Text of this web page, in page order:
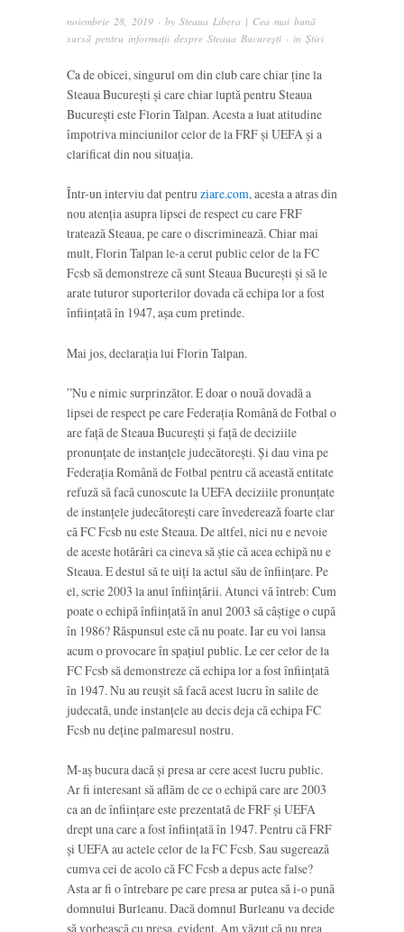
noiembrie 28, 2019 · by Steaua Libera | Cea mai bună
sursă pentru informații despre Steaua București · in Știri
Ca de obicei, singurul om din club care chiar ține la
Steaua București și care chiar luptă pentru Steaua
București este Florin Talpan. Acesta a luat atitudine
împotriva minciunilor celor de la FRF și UEFA și a
clarificat din nou situația.
Într-un interviu dat pentruziare.com, acesta a atras din
nou atenția asupra lipsei de respect cu care FRF
tratează Steaua, pe care o discriminează. Chiar mai
mult, Florin Talpan le-a cerut public celor de la FC
Fcsb să demonstreze că sunt Steaua București și să le
arate tuturor suporterilor dovada că echipa lor a fost
înființată în 1947, așa cum pretinde.
Mai jos, declarația lui Florin Talpan.
”Nu e nimic surprinzător. E doar o nouă dovadă a
lipsei de respect pe care Federația Română de Fotbal o
are față de Steaua București și față de deciziile
pronunţate de instanţele judecătorești. Și dau vina pe
Federația Română de Fotbal pentru că această entitate
refuză să facă cunoscute la UEFA deciziile pronunţate
de instanţele judecătorești care învederează foarte clar
că FC Fcsb nu este Steaua. De altfel, nici nu e nevoie
de aceste hotărâri ca cineva să știe că acea echipă nu e
Steaua. E destul să te uiți la actul său de înființare. Pe
el, scrie 2003 la anul înființării. Atunci vă întreb: Cum
poate o echipă înființată în anul 2003 să câștige o cupă
în 1986? Răspunsul este că nu poate. Iar eu voi lansa
acum o provocare în spațiul public. Le cer celor de la
FC Fcsb să demonstreze că echipa lor a fost înființată
în 1947. Nu au reușit să facă acest lucru în salile de
judecată, unde instanțele au decis deja că echipa FC
Fcsb nu deține palmaresul nostru.
M-aș bucura dacă și presa ar cere acest lucru public.
Ar fi interesant să aflăm de ce o echipă care are 2003
ca an de înființare este prezentată de FRF și UEFA
drept una care a fost înființată în 1947. Pentru că FRF
și UEFA au actele celor de la FC Fcsb. Sau sugerează
cumva cei de acolo că FC Fcsb a depus acte false?
Asta ar fi o întrebare pe care presa ar putea să i-o pună
domnului Burleanu. Dacă domnul Burleanu va decide
să vorbească cu presa, evident. Am văzut că nu prea